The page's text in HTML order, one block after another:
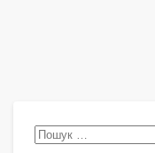
Пошук: